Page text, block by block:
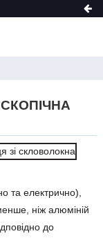
та електрично),
ніж алюміній
до